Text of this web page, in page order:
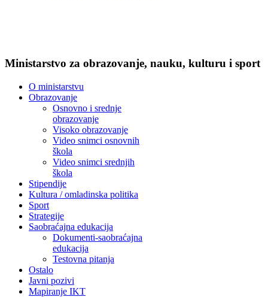
Ministarstvo za obrazovanje, nauku, kulturu i sport
O ministarstvu
Obrazovanje
Osnovno i srednje
obrazovanje
Visoko obrazovanje
Video snimci osnovnih
škola
Video snimci srednjih
škola
Stipendije
Kultura / omladinska politika
Sport
Strategije
Saobraćajna edukacija
Dokumenti-saobraćajna
edukacija
Testovna pitanja
Ostalo
Javni pozivi
Mapiranje IKT